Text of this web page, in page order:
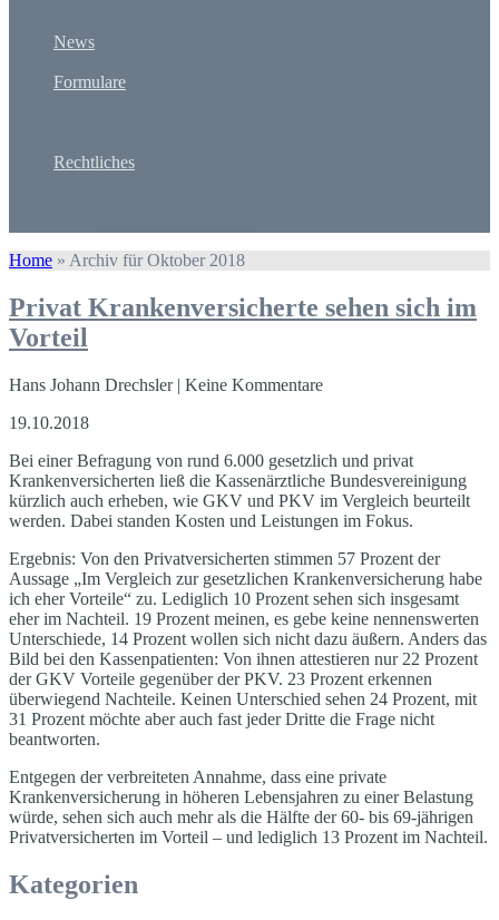
News
Formulare
Rechtliches
Home » Archiv für Oktober 2018
Privat Krankenversicherte sehen sich im
Vorteil
Hans Johann Drechsler | Keine Kommentare
19.10.2018
Bei einer Befragung von rund 6.000 gesetzlich und privat
Krankenversicherten ließ die Kassenärztliche Bundesvereinigung
kürzlich auch erheben, wie GKV und PKV im Vergleich beurteilt
werden. Dabei standen Kosten und Leistungen im Fokus.
Ergebnis: Von den Privatversicherten stimmen 57 Prozent der
Aussage „Im Vergleich zur gesetzlichen Krankenversicherung habe
ich eher Vorteile“ zu. Lediglich 10 Prozent sehen sich insgesamt
eher im Nachteil. 19 Prozent meinen, es gebe keine nennenswerten
Unterschiede, 14 Prozent wollen sich nicht dazu äußern. Anders das
Bild bei den Kassenpatienten: Von ihnen attestieren nur 22 Prozent
der GKV Vorteile gegenüber der PKV. 23 Prozent erkennen
überwiegend Nachteile. Keinen Unterschied sehen 24 Prozent, mit
31 Prozent möchte aber auch fast jeder Dritte die Frage nicht
beantworten.
Entgegen der verbreiteten Annahme, dass eine private
Krankenversicherung in höheren Lebensjahren zu einer Belastung
würde, sehen sich auch mehr als die Hälfte der 60- bis 69-jährigen
Privatversicherten im Vorteil – und lediglich 13 Prozent im Nachteil.
Kategorien